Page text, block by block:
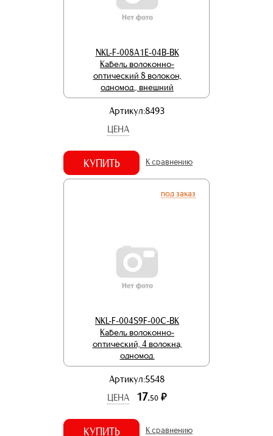
NKL-F-008A1E-04B-BK
Кабель волоконно-
оптический 8 волокон,
одномод., внешний
Артикул:8493
ЦЕНА
КУПИТЬ К сравнению
под заказ
NKL-F-004S9F-00C-BK
Кабель волоконно-
оптический, 4 волокна,
одномод.
Артикул:5548
ЦЕНА
17.50 р.
КУПИТЬ К сравнению